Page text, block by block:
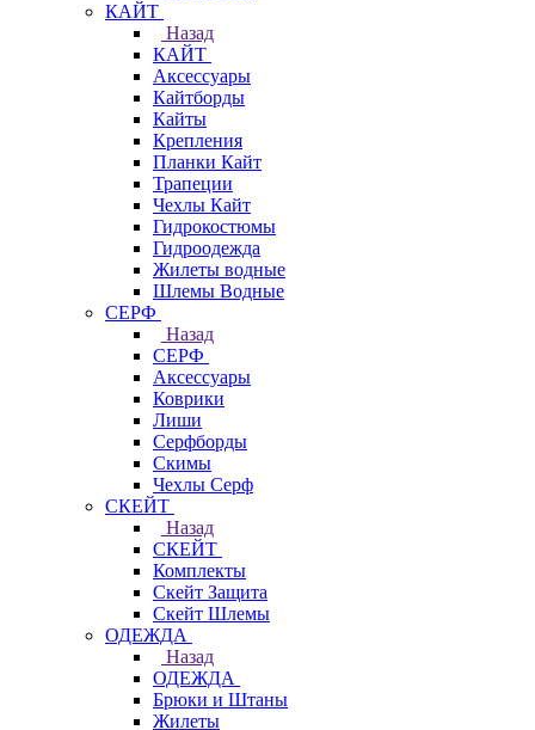
КАЙТ
Назад
КАЙТ
Аксессуары
Кайтборды
Кайты
Крепления
Планки Кайт
Трапеции
Чехлы Кайт
Гидрокостюмы
Гидроодежда
Жилеты водные
Шлемы Водные
СЕРФ
Назад
СЕРФ
Аксессуары
Коврики
Лиши
Серфборды
Скимы
Чехлы Cерф
СКЕЙТ
Назад
СКЕЙТ
Комплекты
Скейт Защита
Скейт Шлемы
ОДЕЖДА
Назад
ОДЕЖДА
Брюки и Штаны
Жилеты